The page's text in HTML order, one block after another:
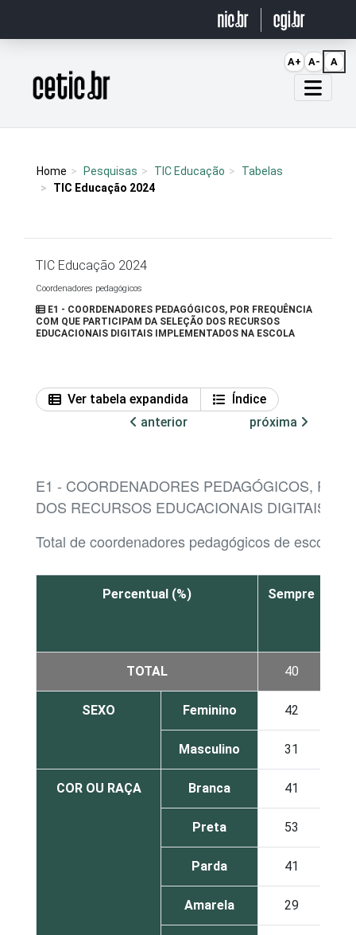
Página inicial
Home Pesquisas TIC Educação
Tabelas
TIC Educação 2024
TIC Educação 2024
Coordenadores pedagógicos
E1 - COORDENADORES PEDAGÓGICOS, POR FREQUÊNCIA
COM QUE PARTICIPAM DA SELEÇÃO DOS RECURSOS
EDUCACIONAIS DIGITAIS IMPLEMENTADOS NA ESCOLA
Ver tabela expandida
Índice
anterior
próxima
E1 - COORDENADORES PEDAGÓGICOS,
DOS RECURSOS EDUCACIONAIS DIGITAIS
Total de coordenadores pedagógicos de escolas
Percentual (%) Sempre
TOTAL 40
SEXO Feminino 42
Masculino 31
COR OU RAÇA Branca 41
Preta 53
Parda 41
Amarela 29
A+ A- A